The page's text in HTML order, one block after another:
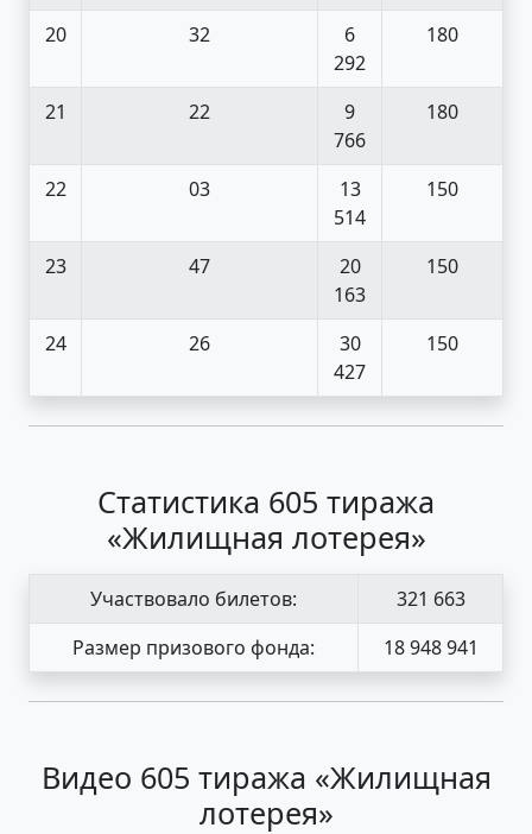
20 32
6
292
180
21 22
9
766
180
22 03
13
514
150
23 47
20
163
150
24 26
30
427
150
Статистика 605 тиража
«Жилищная лотерея»
Участвовало билетов:
321 663
Размер призового фонда:
18 948 941
Видео 605 тиража «Жилищная
лотерея»